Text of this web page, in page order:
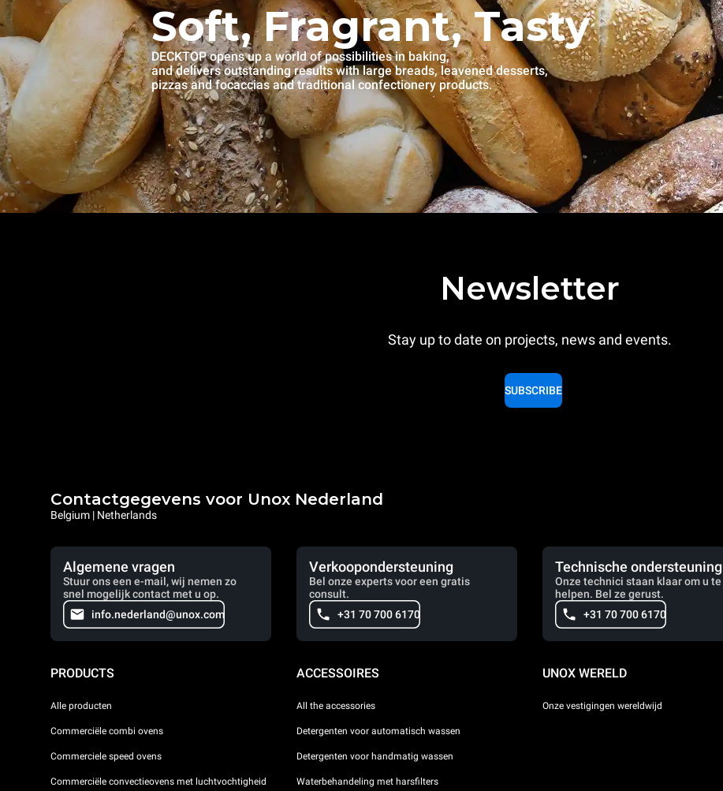
Soft, Fragrant, Tasty
DECKTOP opens up a world of possibilities in baking,
and delivers outstanding results with large breads, leavened desserts,
pizzas and focaccias and traditional confectionery products.
Newsletter
Stay up to date on projects, news and events.
SUBSCRIBE
Contactgegevens voor Unox Nederland
Belgium | Netherlands
Algemene vragen
Stuur ons een e-mail, wij nemen zo
snel mogelijk contact met u op.
info.nederland@unox.com
Verkoopondersteuning
Bel onze experts voor een gratis
consult.
+31 70 700 6170
Technische ondersteuning
Onze technici staan klaar om u te
helpen. Bel ze gerust.
+31 70 700 6170
PRODUCTS
Alle producten
Commerciële combi ovens
Commerciele speed ovens
Commerciële convectieovens met luchtvochtigheid
ACCESSOIRES
All the accessories
Detergenten voor automatisch wassen
Detergenten voor handmatig wassen
Waterbehandeling met harsfilters
UNOX WERELD
Onze vestigingen wereldwijd